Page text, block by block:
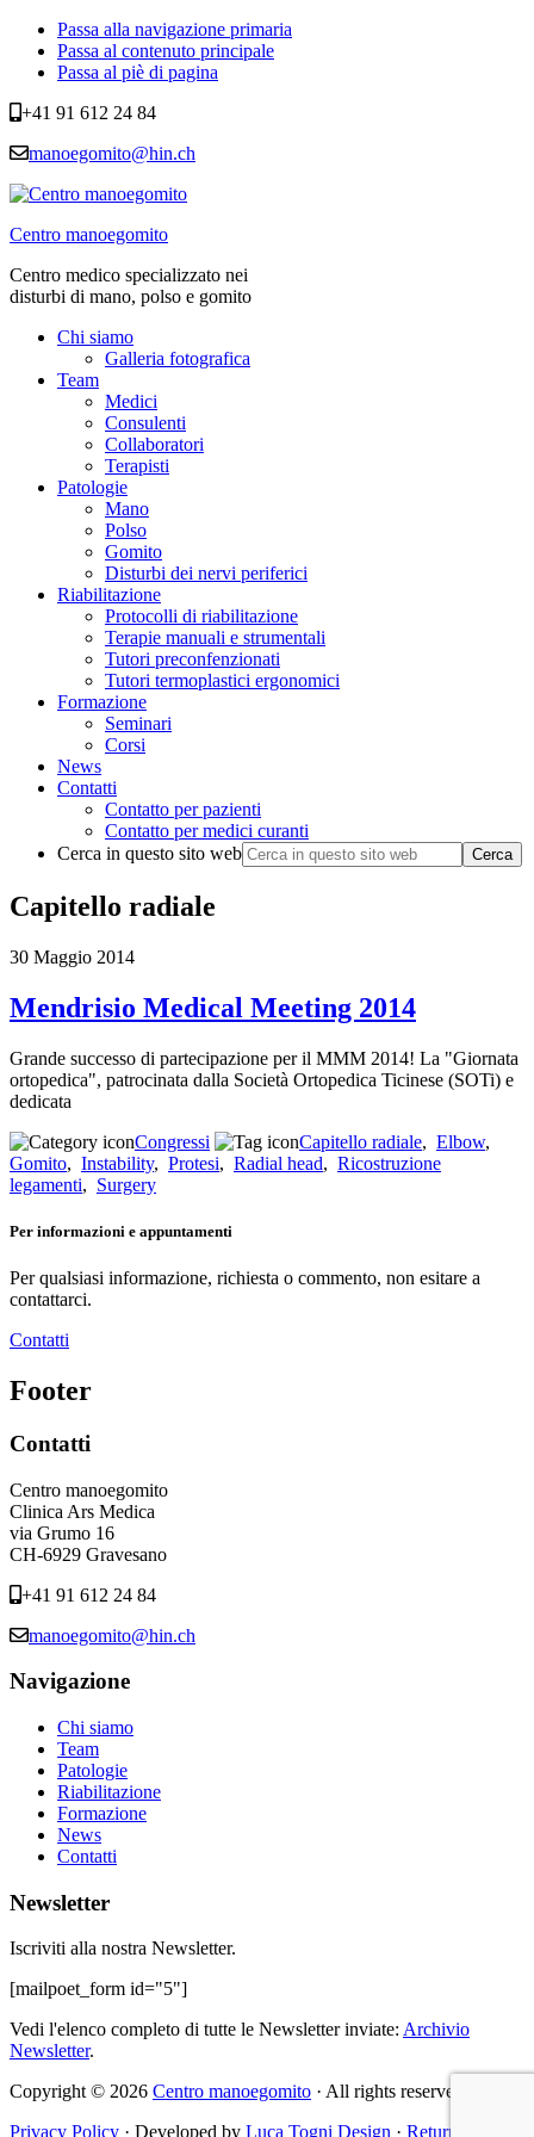
Passa alla navigazione primaria
Passa al contenuto principale
Passa al piè di pagina
+41 91 612 24 84
manoegomito@hin.ch
Centro manoegomito
Centro medico specializzato nei
disturbi di mano, polso e gomito
Chi siamo
Galleria fotografica
Team
Medici
Consulenti
Collaboratori
Terapisti
Patologie
Mano
Polso
Gomito
Disturbi dei nervi periferici
Riabilitazione
Protocolli di riabilitazione
Terapie manuali e strumentali
Tutori preconfenzionati
Tutori termoplastici ergonomici
Formazione
Seminari
Corsi
News
Contatti
Contatto per pazienti
Contatto per medici curanti
Cerca in questo sito web
Capitello radiale
30 Maggio 2014
Mendrisio Medical Meeting 2014
Grande successo di partecipazione per il MMM 2014! La "Giornata
ortopedica", patrocinata dalla Società Ortopedica Ticinese (SOTi) e
dedicata
Congressi
Capitello radiale, Elbow,
Gomito, Instability, Protesi, Radial head, Ricostruzione
legamenti, Surgery
Per informazioni e appuntamenti
Per qualsiasi informazione, richiesta o commento, non esitare a
contattarci.
Contatti
Footer
Contatti
Centro manoegomito
Clinica Ars Medica
via Grumo 16
CH-6929 Gravesano
+41 91 612 24 84
manoegomito@hin.ch
Navigazione
Chi siamo
Team
Patologie
Riabilitazione
Formazione
News
Contatti
Newsletter
Iscriviti alla nostra Newsletter.
[mailpoet_form id="5"]
Vedi l'elenco completo di tutte le Newsletter inviate: Archivio
Newsletter.
Copyright © 2026 Centro manoegomito · All rights reserved
Privacy Policy · Developed by Luca Togni Design · Return to top